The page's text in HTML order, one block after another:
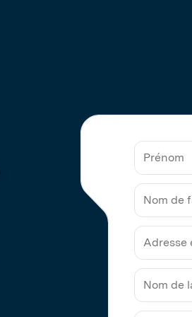
Prénom
Nom
de
famille
Adresse